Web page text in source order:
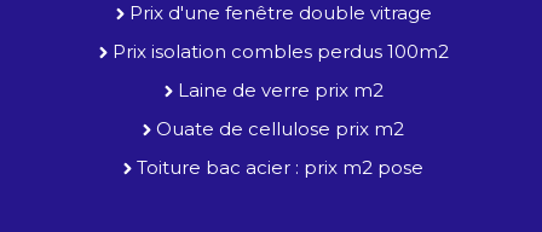
Prix d'une fenêtre double vitrage
Prix isolation combles perdus 100m2
Laine de verre prix m2
Ouate de cellulose prix m2
Toiture bac acier : prix m2 pose